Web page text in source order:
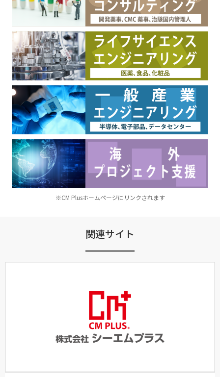
※CM Plusホームページにリンクされます
関連サイト